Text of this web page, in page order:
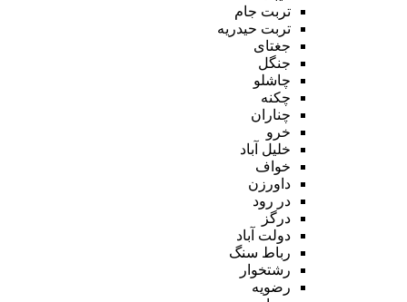
تربت جام
تربت حیدریه
جغتای
جنگل
چاشلو
چکنه
چناران
خرو
خلیل آباد
خواف
داورزن
در رود
درگز
دولت آباد
رباط سنگ
رشتخوار
رضویه